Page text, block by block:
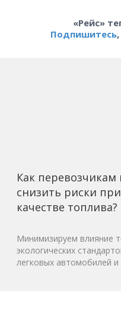
«Рейс»
Подпишитесь
Как
снизить риски
качестве топлива?
Минимизируем влияние
экологических
легковых автомобилей